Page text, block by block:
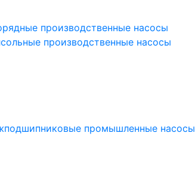
производственные насосы
производственные насосы
промышленные насосы